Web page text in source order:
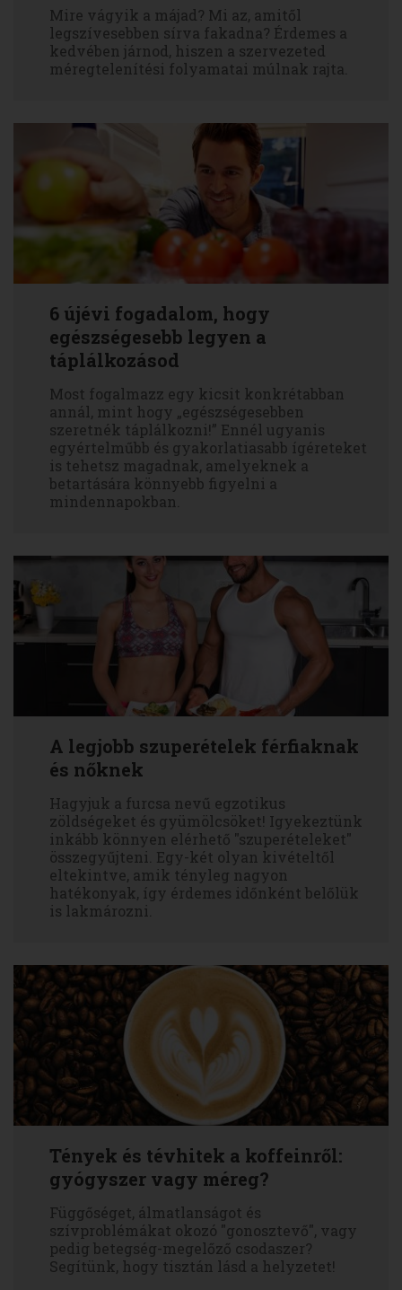
Mire vágyik a májad? Mi az, amitől
legszívesebben sírva fakadna? Érdemes a
kedvében járnod, hiszen a szervezeted
méregtelenítési folyamatai múlnak rajta.
6 újévi fogadalom, hogy
egészségesebb legyen a
táplálkozásod
Most fogalmazz egy kicsit konkrétabban
annál, mint hogy „egészségesebben
szeretnék táplálkozni!” Ennél ugyanis
egyértelműbb és gyakorlatiasabb ígéreteket
is tehetsz magadnak, amelyeknek a
betartására könnyebb figyelni a
mindennapokban.
A legjobb szuperételek férfiaknak
és nőknek
Hagyjuk a furcsa nevű egzotikus
zöldségeket és gyümölcsöket! Igyekeztünk
inkább könnyen elérhető "szuperételeket"
összegyűjteni. Egy-két olyan kivételtől
eltekintve, amik tényleg nagyon
hatékonyak, így érdemes időnként belőlük
is lakmározni.
Tények és tévhitek a koffeinről:
gyógyszer vagy méreg?
Függőséget, álmatlanságot és
szívproblémákat okozó "gonosztevő", vagy
pedig betegség-megelőző csodaszer?
Segítünk, hogy tisztán lásd a helyzetet!